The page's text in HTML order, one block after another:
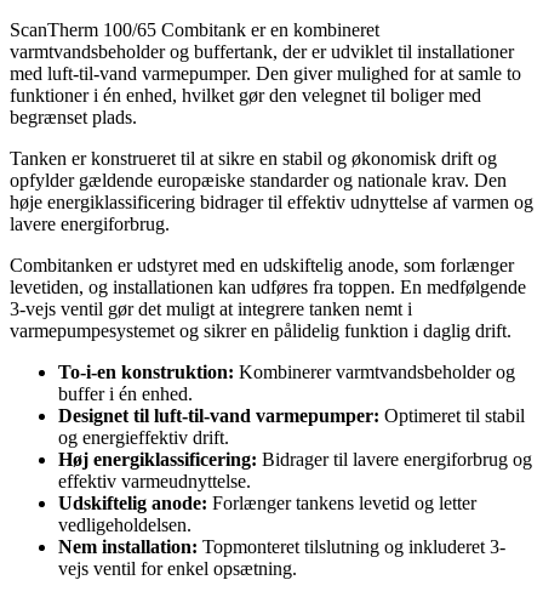
ScanTherm 100/65 Combitank er en kombineret
varmtvandsbeholder og buffertank, der er udviklet til installationer
med luft-til-vand varmepumper. Den giver mulighed for at samle to
funktioner i én enhed, hvilket gør den velegnet til boliger med
begrænset plads.
Tanken er konstrueret til at sikre en stabil og økonomisk drift og
opfylder gældende europæiske standarder og nationale krav. Den
høje energiklassificering bidrager til effektiv udnyttelse af varmen og
lavere energiforbrug.
Combitanken er udstyret med en udskiftelig anode, som forlænger
levetiden, og installationen kan udføres fra toppen. En medfølgende
3-vejs ventil gør det muligt at integrere tanken nemt i
varmepumpesystemet og sikrer en pålidelig funktion i daglig drift.
To-i-en konstruktion: Kombinerer varmtvandsbeholder og
buffer i én enhed.
Designet til luft-til-vand varmepumper: Optimeret til stabil
og energieffektiv drift.
Høj energiklassificering: Bidrager til lavere energiforbrug og
effektiv varmeudnyttelse.
Udskiftelig anode: Forlænger tankens levetid og letter
vedligeholdelsen.
Nem installation: Topmonteret tilslutning og inkluderet 3-
vejs ventil for enkel opsætning.